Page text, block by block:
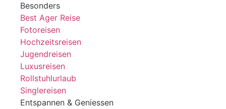
Besonders
Best Ager Reise
Fotoreisen
Hochzeitsreisen
Jugendreisen
Luxusreisen
Rollstuhlurlaub
Singlereisen
Entspannen & Geniessen